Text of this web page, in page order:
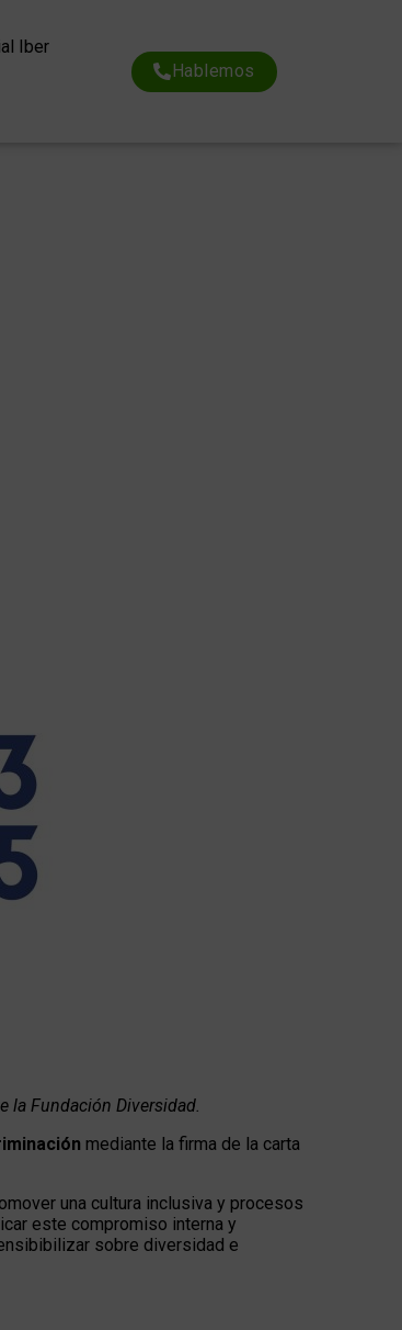
Iber
Hablemos
la Fundación Diversidad.
mediante la firma de la carta
una cultura inclusiva y procesos
este compromiso interna y
sobre diversidad e